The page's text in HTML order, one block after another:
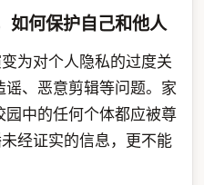
如何保护自己和他人
为对个人隐私的过度关
、恶意剪辑等问题。家
中的任何个体都应被尊
经证实的信息，更不能